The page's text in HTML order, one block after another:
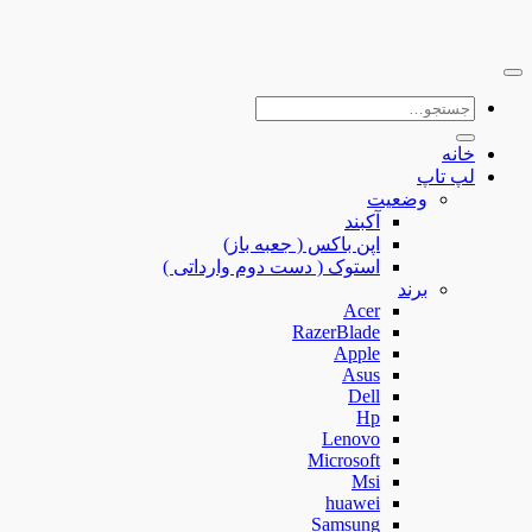
جستجو
برای:
خانه
لپ تاپ
وضعیت
آکبند
اپن باکس ( جعبه باز)
استوک ( دست دوم وارداتی )
برند
Acer
RazerBlade
Apple
Asus
Dell
Hp
Lenovo
Microsoft
Msi
huawei
Samsung